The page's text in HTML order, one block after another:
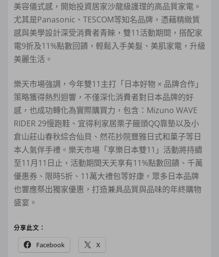
美容儀式感，開始投資居家沙龍級護理的高品質家電。
尤其是Panasonic、TESCOM等知名品牌，憑藉精緻質
感與美學設計深受消費者青睞，雙11活動期間，搭配家
電9折及11%點數回饋，輕鬆入手美髮、美肌家電，升級
美麗生活。
樂天市場強調，今年雙11主打「日本好物 × 品牌合作」
策略獲得熱烈迴響，不僅深化消費者對日本品牌的好
感，也成功轉化為實際購買力，包含：Mizuno WAVE
RIDER 29慢跑鞋、宜得利家居栗子饅頭QQ靠墊以及小
倉山莊山春秋綜合仙貝、然花抄院豐雅日式和菓子等日
本人氣伴手禮。樂天市場「享樂日本雙11」活動將持續
至11月11日止，活動期間天天享有11%點數回饋、千萬
優惠券、限時5折、11萬大禮包等好康，眾多日本品牌
也響應祭出獨家優惠，打造兼具品質與品味的年終購物
盛宴。
分享此文：
Facebook X